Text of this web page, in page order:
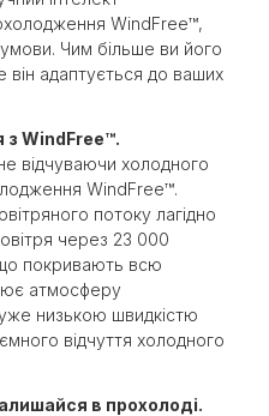
WindFree™,
Чим більше ви його
адаптується до ваших
WindFree™.
відчуваючи холодного
WindFree™.
потоку лагідно
через 23 000
покривають всю
атмосферу
низькою швидкістю
відчуття холодного
в прохолоді.